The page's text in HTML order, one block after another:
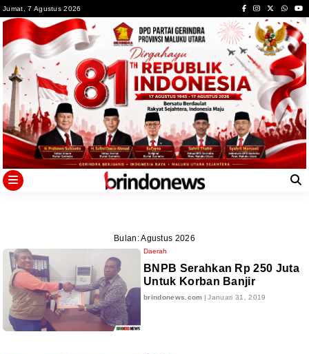
to
content
Jumat, 7 Agustus 2026
Bulan:Agustus 2026
Daerah
BNPB Serahkan Rp 250 Juta
Untuk Korban Banjir
brindonews.com | Januari 31, 2019